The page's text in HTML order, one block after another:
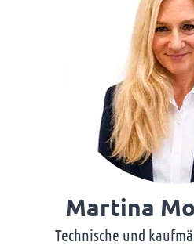
Martina
Technische und